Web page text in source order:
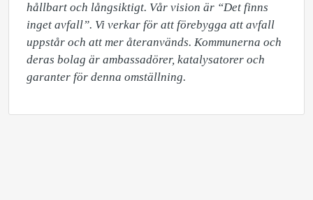
hållbart och långsiktigt. Vår vision är “Det finns
inget avfall”. Vi verkar för att förebygga att avfall
uppstår och att mer återanvänds. Kommunerna och
deras bolag är ambassadörer, katalysatorer och
garanter för denna omställning.